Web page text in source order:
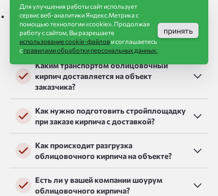
0.5НФ»);
Отличная геометрия.
Частые вопросы о лицевом кирпиче
Каким транспортом облицовочный
кирпич доставляется на объект
заказчика?
Как нужно подготовить стройплощадку
при заказе кирпича с доставкой?
Как происходит разгрузка
облицовочного кирпича на объекте?
Есть ли у вашей компании шоурум
облицовочного кирпича?
Для улучшения работы сайт использует
сервис веб-аналитики Яндекс.Метрика с
помощью технологии «cookie». Продолжая
работу с сайтом, Вы разрешаете
использование cookie-файлови соглашаетесь
справилами обработки персональных данных.
принять